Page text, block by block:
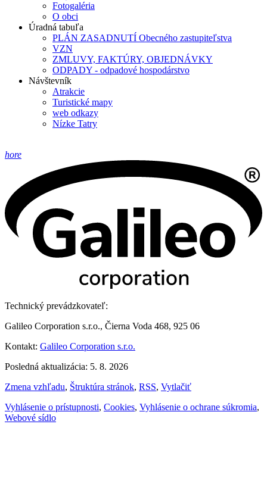
Fotogaléria
O obci
Úradná tabuľa
PLÁN ZASADNUTÍ Obecného zastupiteľstva
VZN
ZMLUVY, FAKTÚRY, OBJEDNÁVKY
ODPADY - odpadové hospodárstvo
Návštevník
Atrakcie
Turistické mapy
web odkazy
Nízke Tatry
hore
Technický prevádzkovateľ:
Galileo Corporation s.r.o., Čierna Voda 468, 925 06
Kontakt: Galileo Corporation s.r.o.
Posledná aktualizácia: 5. 8. 2026
Zmena vzhľadu, Štruktúra stránok, RSS, Vytlačiť
Vyhlásenie o prístupnosti, Cookies, Vyhlásenie o ochrane súkromia,
Webové sídlo